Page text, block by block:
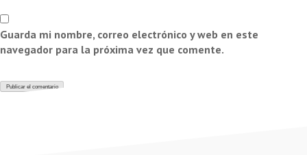
Guarda mi nombre, correo electrónico y web en este
navegador para la próxima vez que comente.